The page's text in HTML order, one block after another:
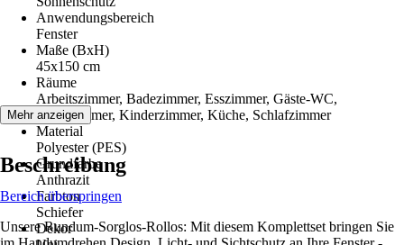
Anwendungsbereich
Fenster
Maße (BxH)
45x150 cm
Räume
Arbeitszimmer, Badezimmer, Esszimmer, Gäste-WC,
Wohnzimmer, Kinderzimmer, Küche, Schlafzimmer
Material
Polyester (PES)
Grundfarbe
Anthrazit
Farbton
Schiefer
Dekor
Mehr anzeigen
Beschreibung
Bereich überspringen
Unsere Rundum-Sorglos-Rollos: Mit diesem Komplettset bringen Sie